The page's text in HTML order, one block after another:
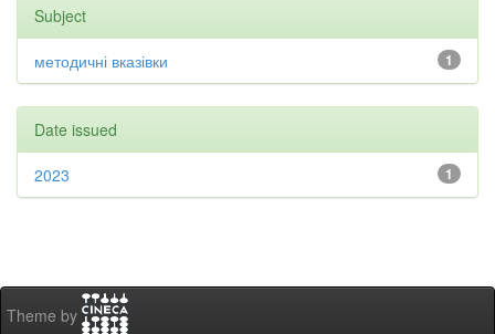
Subject
1
методичні вказівки
Date issued
1
2023
Theme by